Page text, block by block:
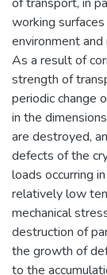
working
environment
As a result of
strength of
periodic change
in the
are destroyed,
defects of the
loads occurring
relatively low
mechanical
destruction of
the growth of
to the